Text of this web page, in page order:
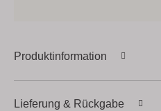
Produktinformation
Lieferung & Rückgabe